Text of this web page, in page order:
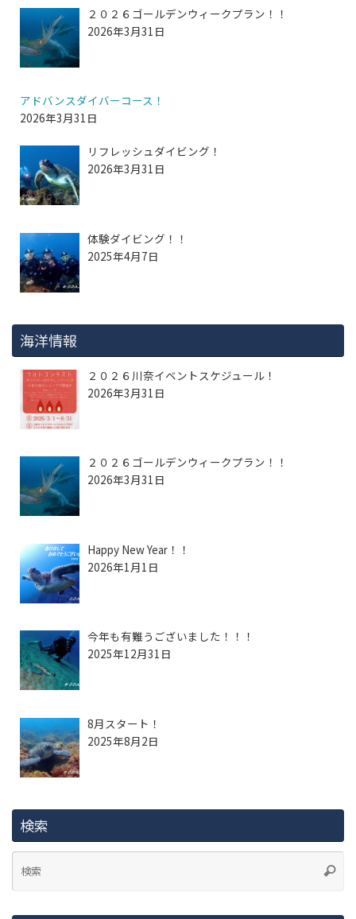
２０２６ゴールデンウィークプラン！！
2026年3月31日
アドバンスダイバーコース！
2026年3月31日
リフレッシュダイビング！
2026年3月31日
体験ダイビング！！
2025年4月7日
海洋情報
２０２６川奈イベントスケジュール！
2026年3月31日
２０２６ゴールデンウィークプラン！！
2026年3月31日
Happy New Year！！
2026年1月1日
今年も有難うございました！！！
2025年12月31日
8月スタート！
2025年8月2日
検索